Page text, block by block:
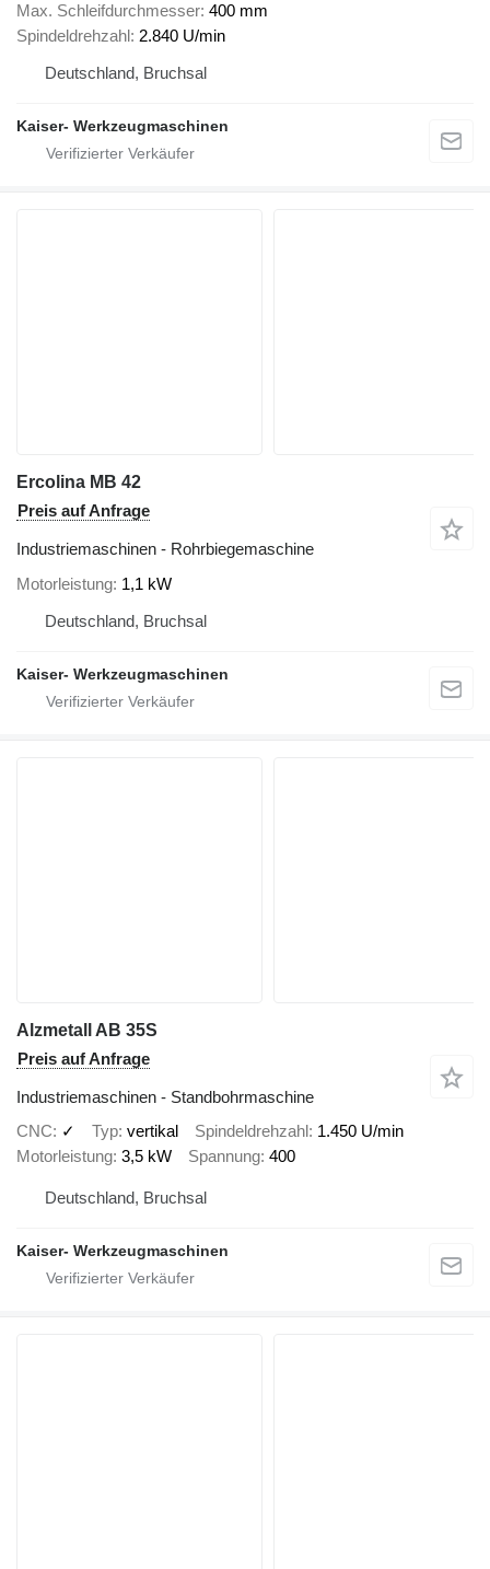
Max. Schleifdurchmesser 400 mm
Spindeldrehzahl 2.840 U/min
Deutschland, Bruchsal
Kaiser- Werkzeugmaschinen
Ercolina MB 42
Preis auf Anfrage
Industriemaschinen - Rohrbiegemaschine
Motorleistung 1,1 kW
Deutschland, Bruchsal
Kaiser- Werkzeugmaschinen
Alzmetall AB 35S
Preis auf Anfrage
Industriemaschinen - Standbohrmaschine
CNC
✓ Typ vertikal Spindeldrehzahl 1.450 U/min
Motorleistung 3,5 kW Spannung 400
Deutschland, Bruchsal
Kaiser- Werkzeugmaschinen